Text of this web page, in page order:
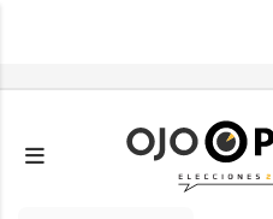
principal